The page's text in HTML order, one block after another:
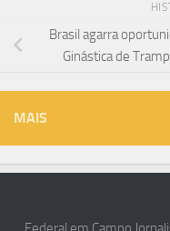
Brasil agarra
Ginástica de
MAIS